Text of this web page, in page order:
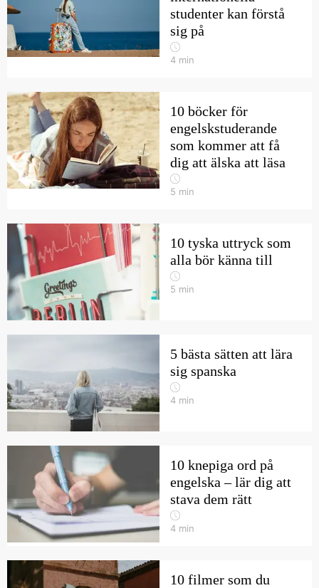
studenter kan förstå
sig på
4 min
10 böcker för
engelskstuderande
som kommer att få
dig att älska att läsa
5 min
10 tyska uttryck som
alla bör känna till
5 min
5 bästa sätten att lära
sig spanska
4 min
10 knepiga ord på
engelska – lär dig att
stava dem rätt
4 min
10 filmer som du